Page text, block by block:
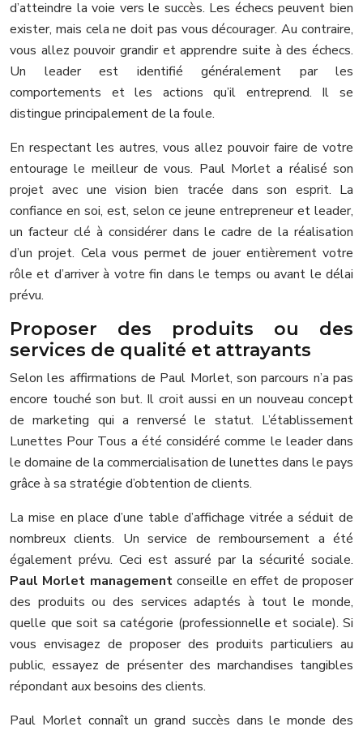
d’atteindre la voie vers le succès. Les échecs peuvent bien
exister, mais cela ne doit pas vous décourager. Au contraire,
vous allez pouvoir grandir et apprendre suite à des échecs.
Un leader est identifié généralement par les
comportements et les actions qu’il entreprend. Il se
distingue principalement de la foule.
En respectant les autres, vous allez pouvoir faire de votre
entourage le meilleur de vous. Paul Morlet a réalisé son
projet avec une vision bien tracée dans son esprit. La
confiance en soi, est, selon ce jeune entrepreneur et leader,
un facteur clé à considérer dans le cadre de la réalisation
d’un projet. Cela vous permet de jouer entièrement votre
rôle et d’arriver à votre fin dans le temps ou avant le délai
prévu.
Proposer des produits ou des
services de qualité et attrayants
Selon les affirmations de Paul Morlet, son parcours n’a pas
encore touché son but. Il croit aussi en un nouveau concept
de marketing qui a renversé le statut. L’établissement
Lunettes Pour Tous a été considéré comme le leader dans
le domaine de la commercialisation de lunettes dans le pays
grâce à sa stratégie d’obtention de clients.
La mise en place d’une table d’affichage vitrée a séduit de
nombreux clients. Un service de remboursement a été
également prévu. Ceci est assuré par la sécurité sociale.
Paul Morlet managementconseille en effet de proposer
des produits ou des services adaptés à tout le monde,
quelle que soit sa catégorie (professionnelle et sociale). Si
vous envisagez de proposer des produits particuliers au
public, essayez de présenter des marchandises tangibles
répondant aux besoins des clients.
Paul Morlet connaît un grand succès dans le monde des